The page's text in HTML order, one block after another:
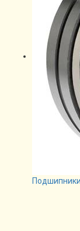
Подшипники